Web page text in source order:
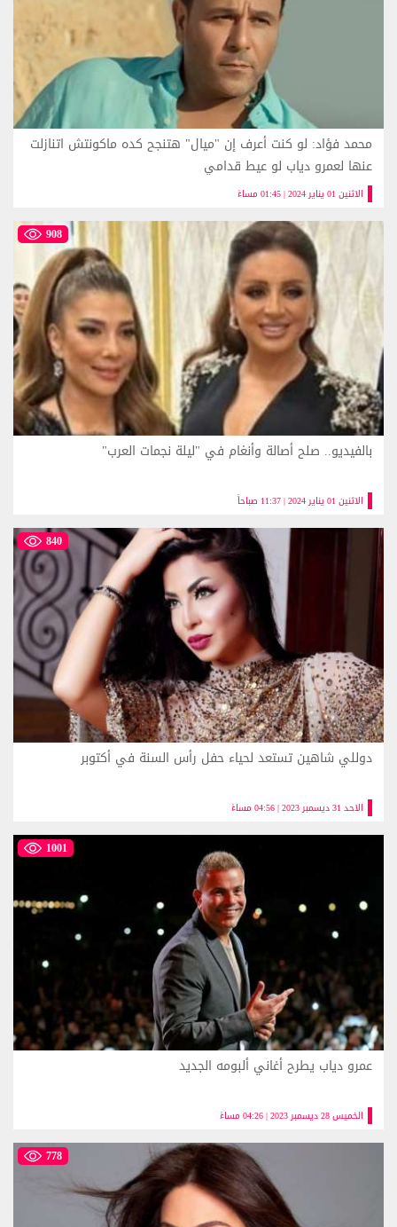
الاثنين 01 يناير 2024 | 01:45 مساءً
محمد فؤاد: لو كنت أعرف إن "ميال" هتنجح كده ماكونتش اتنازلت
عنها لعمرو دياب لو عيط قدامي
908
الاثنين 01 يناير 2024 | 11:37 صباحاً
بالفيديو.. صلح أصالة وأنغام في "ليلة نجمات العرب"
840
الاحد 31 ديسمبر 2023 | 04:56 مساءً
دوللي شاهين تستعد لحياء حفل رأس السنة في أكتوبر
1001
الخميس 28 ديسمبر 2023 | 04:26 مساءً
عمرو دياب يطرح أغاني ألبومه الجديد
778